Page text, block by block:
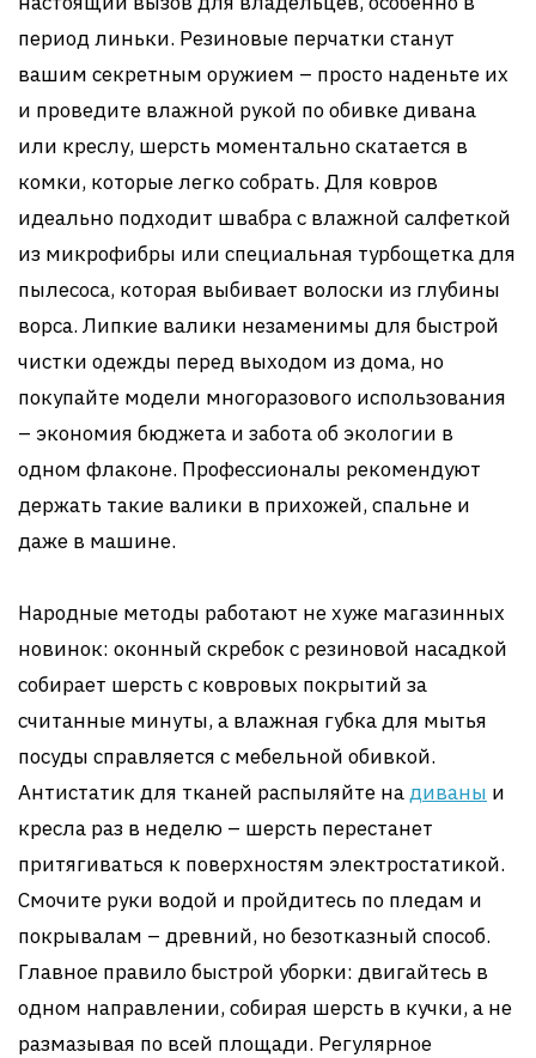
период линьки. Резиновые перчатки станут
вашим секретным оружием – просто наденьте их
и проведите влажной рукой по обивке дивана
или креслу, шерсть моментально скатается в
комки, которые легко собрать. Для ковров
идеально подходит швабра с влажной салфеткой
из микрофибры или специальная турбощетка для
пылесоса, которая выбивает волоски из глубины
ворса. Липкие валики незаменимы для быстрой
чистки одежды перед выходом из дома, но
покупайте модели многоразового использования
– экономия бюджета и забота об экологии в
одном флаконе. Профессионалы рекомендуют
держать такие валики в прихожей, спальне и
даже в машине.
Народные методы работают не хуже магазинных
новинок: оконный скребок с резиновой насадкой
собирает шерсть с ковровых покрытий за
считанные минуты, а влажная губка для мытья
посуды справляется с мебельной обивкой.
Антистатик для тканей распыляйте надиваны и
кресла раз в неделю – шерсть перестанет
притягиваться к поверхностям электростатикой.
Смочите руки водой и пройдитесь по пледам и
покрывалам – древний, но безотказный способ.
Главное правило быстрой уборки: двигайтесь в
одном направлении, собирая шерсть в кучки, а не
размазывая по всей площади. Регулярное